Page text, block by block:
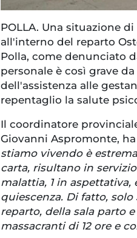
POLLA. Una situazione
all'interno del reparto
Polla, come denunciato
personale è così grave
dell'assistenza alle
repentaglio la salute
Il coordinatore
Giovanni Aspromonte,
stiamo vivendo è
carta, risultano in
malattia, 1 in aspettativa,
quiescenza. Di fatto,
reparto, della sala parto
massacranti di 12 ore e